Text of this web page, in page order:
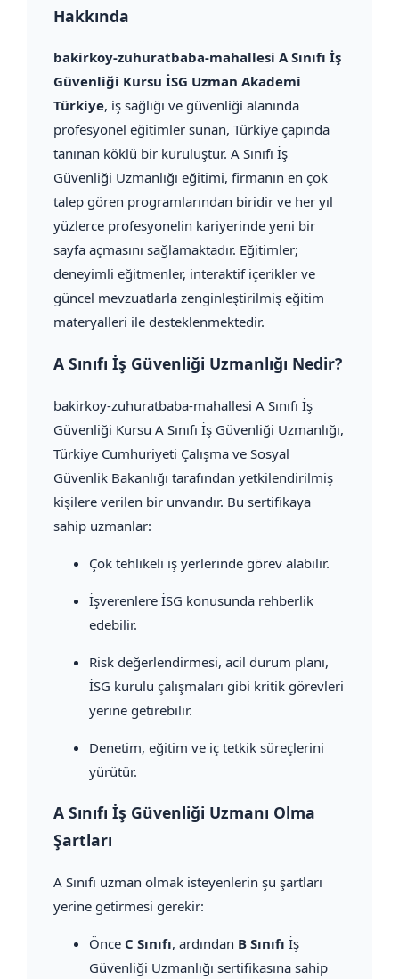
Hakkında
bakirkoy-zuhuratbaba-mahallesi A Sınıfı İş
Güvenliği Kursu İSG Uzman Akademi
Türkiye, iş sağlığı ve güvenliği alanında
profesyonel eğitimler sunan, Türkiye çapında
tanınan köklü bir kuruluştur. A Sınıfı İş
Güvenliği Uzmanlığı eğitimi, firmanın en çok
talep gören programlarından biridir ve her yıl
yüzlerce profesyonelin kariyerinde yeni bir
sayfa açmasını sağlamaktadır. Eğitimler;
deneyimli eğitmenler, interaktif içerikler ve
güncel mevzuatlarla zenginleştirilmiş eğitim
materyalleri ile desteklenmektedir.
A Sınıfı İş Güvenliği Uzmanlığı Nedir?
bakirkoy-zuhuratbaba-mahallesi A Sınıfı İş
Güvenliği Kursu A Sınıfı İş Güvenliği Uzmanlığı,
Türkiye Cumhuriyeti Çalışma ve Sosyal
Güvenlik Bakanlığı tarafından yetkilendirilmiş
kişilere verilen bir unvandır. Bu sertifikaya
sahip uzmanlar:
Çok tehlikeli iş yerlerinde görev alabilir.
İşverenlere İSG konusunda rehberlik
edebilir.
Risk değerlendirmesi, acil durum planı,
İSG kurulu çalışmaları gibi kritik görevleri
yerine getirebilir.
Denetim, eğitim ve iç tetkik süreçlerini
yürütür.
A Sınıfı İş Güvenliği Uzmanı Olma
Şartları
A Sınıfı uzman olmak isteyenlerin şu şartları
yerine getirmesi gerekir:
Önce C Sınıfı, ardından B Sınıfı İş
Güvenliği Uzmanlığı sertifikasına sahip